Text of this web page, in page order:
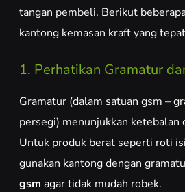
tangan pembeli. Berikut
kantong kemasan kraft yang
1. Perhatikan Gramatur
Gramatur (dalam satuan gsm –
persegi) menunjukkan ketebalan
Untuk produk berat seperti roti
gunakan kantong dengan
gsm agar tidak mudah robek.